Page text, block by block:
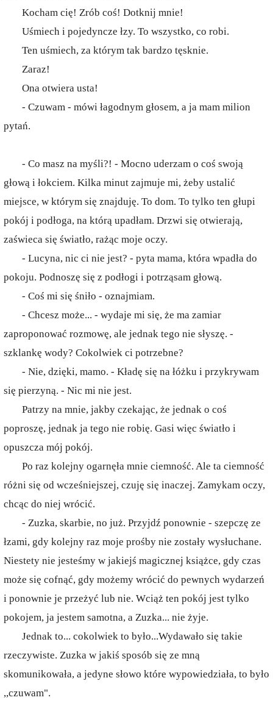
Kocham cię! Zrób coś! Dotknij mnie!
Uśmiech i pojedyncze łzy. To wszystko, co robi.
Ten uśmiech, za którym tak bardzo tęsknie.
Zaraz!
Ona otwiera usta!
- Czuwam - mówi łagodnym głosem, a ja mam milion
pytań.
- Co masz na myśli?! - Mocno uderzam o coś swoją
głową i łokciem. Kilka minut zajmuje mi, żeby ustalić
miejsce, w którym się znajduję. To dom. To tylko ten głupi
pokój i podłoga, na którą upadłam. Drzwi się otwierają,
zaświeca się światło, rażąc moje oczy.
- Lucyna, nic ci nie jest? - pyta mama, która wpadła do
pokoju. Podnoszę się z podłogi i potrząsam głową.
- Coś mi się śniło - oznajmiam.
- Chcesz może... - wydaje mi się, że ma zamiar
zaproponować rozmowę, ale jednak tego nie słyszę. -
szklankę wody? Cokolwiek ci potrzebne?
- Nie, dzięki, mamo. - Kładę się na łóżku i przykrywam
się pierzyną. - Nic mi nie jest.
Patrzy na mnie, jakby czekając, że jednak o coś
poproszę, jednak ja tego nie robię. Gasi więc światło i
opuszcza mój pokój.
Po raz kolejny ogarnęła mnie ciemność. Ale ta ciemność
różni się od wcześniejszej, czuję się inaczej. Zamykam oczy,
chcąc do niej wrócić.
- Zuzka, skarbie, no już. Przyjdź ponownie - szepczę ze
łzami, gdy kolejny raz moje prośby nie zostały wysłuchane.
Niestety nie jesteśmy w jakiejś magicznej książce, gdy czas
może się cofnąć, gdy możemy wrócić do pewnych wydarzeń
i ponownie je przeżyć lub nie. Wciąż ten pokój jest tylko
pokojem, ja jestem samotna, a Zuzka... nie żyje.
Jednak to... cokolwiek to było...Wydawało się takie
rzeczywiste. Zuzka w jakiś sposób się ze mną
skomunikowała, a jedyne słowo które wypowiedziała, to było
,,czuwam".